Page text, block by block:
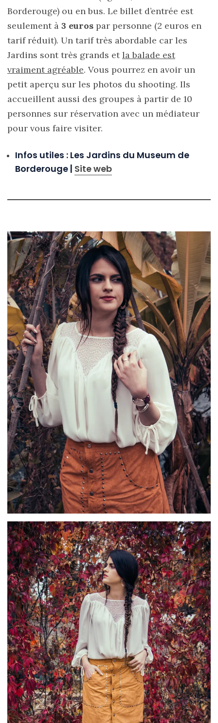
Borderouge) ou en bus. Le billet d’entrée est
seulement à 3 euros par personne (2 euros en
tarif réduit). Un tarif très abordable car les
Jardins sont très grands etla balade est
vraiment agréable. Vous pourrez en avoir un
petit aperçu sur les photos du shooting. Ils
accueillent aussi des groupes à partir de 10
personnes sur réservation avec un médiateur
pour vous faire visiter.
Infos utiles : Les Jardins du Museum de
Borderouge | Site web